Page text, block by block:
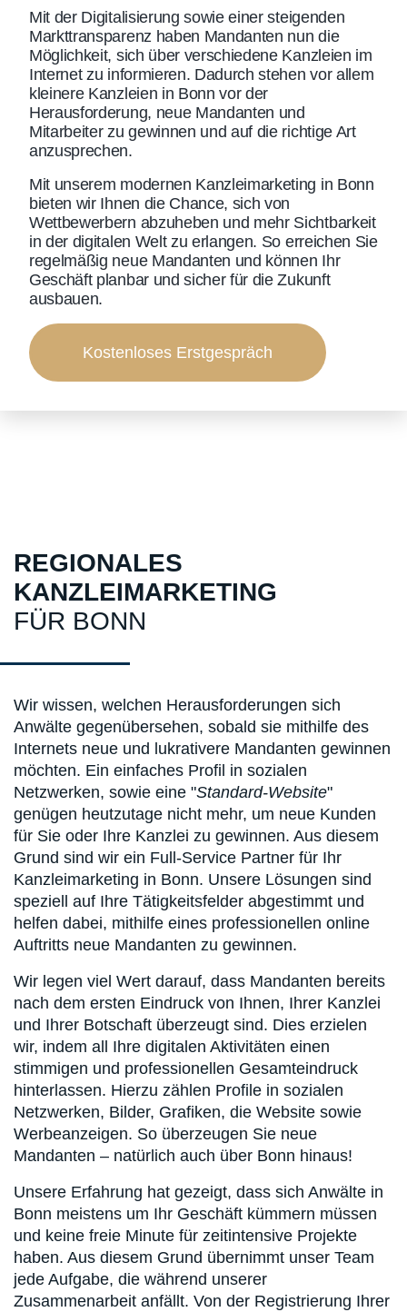
Mit der Digitalisierung sowie einer steigenden
Markttransparenz haben Mandanten nun die
Möglichkeit, sich über verschiedene Kanzleien im
Internet zu informieren. Dadurch stehen vor allem
kleinere Kanzleien in Bonn vor der
Herausforderung, neue Mandanten und
Mitarbeiter zu gewinnen und auf die richtige Art
anzusprechen.
Mit unserem modernen Kanzleimarketing in Bonn
bieten wir Ihnen die Chance, sich von
Wettbewerbern abzuheben und mehr Sichtbarkeit
in der digitalen Welt zu erlangen. So erreichen Sie
regelmäßig neue Mandanten und können Ihr
Geschäft planbar und sicher für die Zukunft
ausbauen.
Kostenloses Erstgespräch
REGIONALES
KANZLEIMARKETING
FÜR BONN
Wir wissen, welchen Herausforderungen sich
Anwälte gegenübersehen, sobald sie mithilfe des
Internets neue und lukrativere Mandanten gewinnen
möchten. Ein einfaches Profil in sozialen
Netzwerken, sowie eine "Standard-Website"
genügen heutzutage nicht mehr, um neue Kunden
für Sie oder Ihre Kanzlei zu gewinnen. Aus diesem
Grund sind wir ein Full-Service Partner für Ihr
Kanzleimarketing in Bonn. Unsere Lösungen sind
speziell auf Ihre Tätigkeitsfelder abgestimmt und
helfen dabei, mithilfe eines professionellen online
Auftritts neue Mandanten zu gewinnen.
Wir legen viel Wert darauf, dass Mandanten bereits
nach dem ersten Eindruck von Ihnen, Ihrer Kanzlei
und Ihrer Botschaft überzeugt sind. Dies erzielen
wir, indem all Ihre digitalen Aktivitäten einen
stimmigen und professionellen Gesamteindruck
hinterlassen. Hierzu zählen Profile in sozialen
Netzwerken, Bilder, Grafiken, die Website sowie
Werbeanzeigen. So überzeugen Sie neue
Mandanten – natürlich auch über Bonn hinaus!
Unsere Erfahrung hat gezeigt, dass sich Anwälte in
Bonn meistens um Ihr Geschäft kümmern müssen
und keine freie Minute für zeitintensive Projekte
haben. Aus diesem Grund übernimmt unser Team
jede Aufgabe, die während unserer
Zusammenarbeit anfällt. Von der Registrierung Ihrer